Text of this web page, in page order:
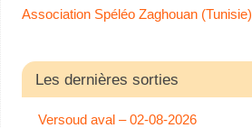
Association Spéléo Zaghouan (Tunisie)
Les dernières sorties
Versoud aval – 02-08-2026